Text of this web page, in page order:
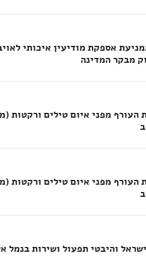
אספקת מודיעין איכותי
העורף מפני איום טילים ורקטות
העורף מפני איום טילים ורקטות
והיבטי תפעול ושירות בנמל